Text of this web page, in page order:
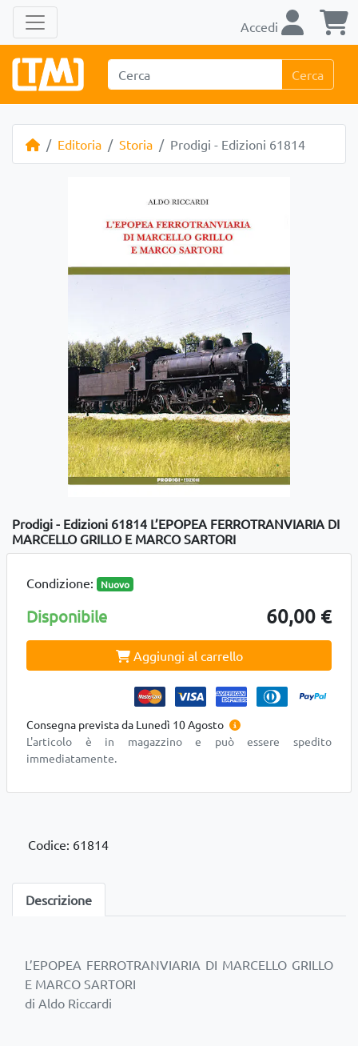
Accedi
Cerca
Editoria Storia Prodigi - Edizioni 61814
Prodigi - Edizioni 61814 L’EPOPEA FERROTRANVIARIA DI
MARCELLO GRILLO E MARCO SARTORI
Condizione: Nuovo
Disponibile 60,00 €
Aggiungi al carrello
Consegna prevista da Lunedì 10 Agosto
L'articolo è in magazzino e può essere spedito
immediatamente.
Codice: 61814
Descrizione
L’EPOPEA FERROTRANVIARIA DI MARCELLO GRILLO
E MARCO SARTORI
di Aldo Riccardi